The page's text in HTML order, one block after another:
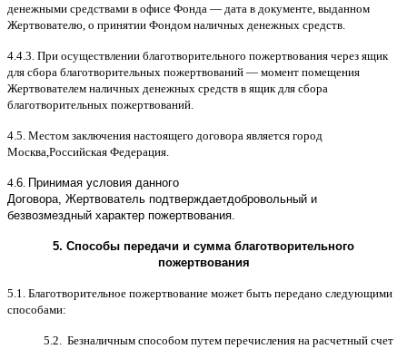
денежными средствами в офисе Фонда — дата в документе выданном
Жертвователю o принятии Фондом наличных денежных средств
4.4.3. При осуществлении благотворительного пожертвования через ящик
для сбора благотворительных пожертвований — момент помещения
Жертвователем наличных денежных средств в ящик для сбора
благотворительных пожертвований
4.5. Местом заключения настоящего договора является город
Москва Российская Федерация
4. 6 Принимая условия данного
Договора, Жертвователь подтверждаетдобровольный и
безвозмездный характер пожертвования
5. Способы передачи и сумма благотворительного
пожертвования
5.1. Благотворительное пожертвование может быть передано следующими
способами:
5.2. Безналичным способом путем перечисления на расчетный счет